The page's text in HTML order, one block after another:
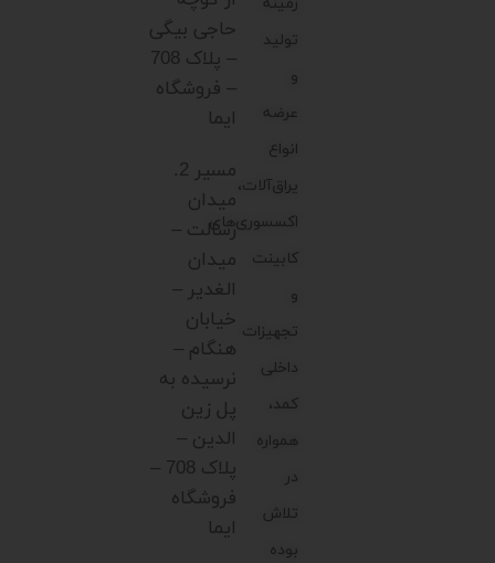
تولید
و
عرضه
انواع
یراق‌آلات،
اکسسوری‌های
کابینت
و
تجهیزات
داخلی
کمد،
همواره
در
تلاش
بوده
حاجی بیگی
– پلاک 708
– فروشگاه
ایما
مسیر 2.
میدان
رسالت –
میدان
الغدیر –
خیابان
هنگام –
نرسیده به
پل زین
الدین –
پلاک 708 –
فروشگاه
ایما